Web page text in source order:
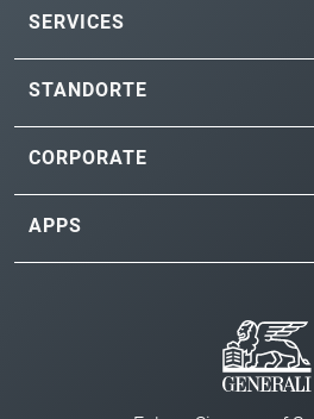
SERVICES
STANDORTE
CORPORATE
APPS